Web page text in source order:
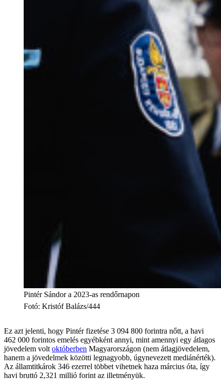
Pintér Sándor a 2023-as rendőrnapon
Fotó: Kristóf Balázs/444
Ez azt jelenti, hogy Pintér fizetése 3 094 800 forintra nőtt, a havi
462 000 forintos emelés egyébként annyi, mint amennyi egy átlagos
jövedelem volt októberben Magyarországon (nem átlagjövedelem,
hanem a jövedelmek közötti legnagyobb, úgynevezett mediánérték).
Az államtitkárok 346 ezerrel többet vihetnek haza március óta, így
havi bruttó 2,321 millió forint az illetményük.